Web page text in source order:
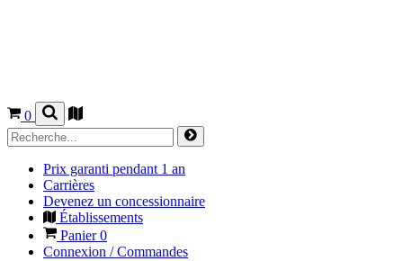
0
Prix garanti pendant 1 an
Carrières
Devenez un concessionnaire
Établissements
Panier0
Connexion / Commandes